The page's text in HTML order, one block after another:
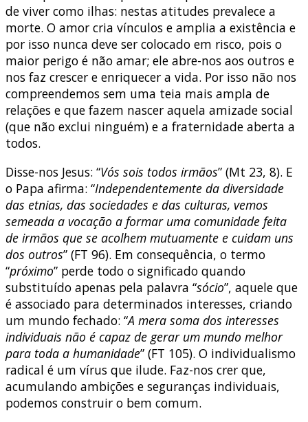
de viver como ilhas: nestas atitudes prevalece a
morte. O amor cria vínculos e amplia a existência e
por isso nunca deve ser colocado em risco, pois o
maior perigo é não amar; ele abre-nos aos outros e
nos faz crescer e enriquecer a vida. Por isso não nos
compreendemos sem uma teia mais ampla de
relações e que fazem nascer aquela amizade social
(que não exclui ninguém) e a fraternidade aberta a
todos.
Disse-nos Jesus: “Vós sois todos irmãos” (Mt 23, 8). E
o Papa afirma: “Independentemente da diversidade
das etnias, das sociedades e das culturas, vemos
semeada a vocação a formar uma comunidade feita
de irmãos que se acolhem mutuamente e cuidam uns
dos outros” (FT 96). Em consequência, o termo
“próximo” perde todo o significado quando
substituído apenas pela palavra “sócio”, aquele que
é associado para determinados interesses, criando
um mundo fechado: “A mera soma dos interesses
individuais não é capaz de gerar um mundo melhor
para toda a humanidade” (FT 105). O individualismo
radical é um vírus que ilude. Faz-nos crer que,
acumulando ambições e seguranças individuais,
podemos construir o bem comum.